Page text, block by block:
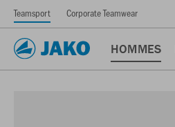
Teamsport Corporate Teamwear
HOMMES